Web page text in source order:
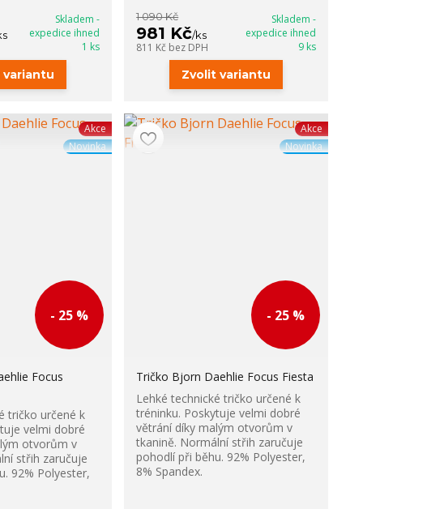
Skladem -
expedice ihned
1 ks
variantu
1 090 Kč
981 Kč/ks
811 Kč bez DPH
Skladem -
expedice ihned
9 ks
Zvolit variantu
Akce
Novinka
- 25 %
Focus
tričko určené k
velmi dobré
otvorům v
střih zaručuje
92% Polyester,
Akce
Novinka
- 25 %
Tričko Bjorn Daehlie Focus Fiesta
Lehké technické tričko určené k
tréninku. Poskytuje velmi dobré
větrání díky malým otvorům v
tkanině. Normální střih zaručuje
pohodlí při běhu. 92% Polyester,
8% Spandex.